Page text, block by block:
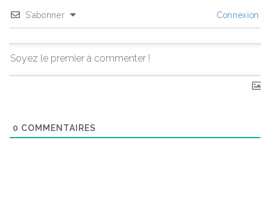
S’abonner Connexion
0 COMMENTAIRES